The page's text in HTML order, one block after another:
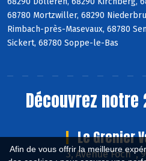
Afin de vous offrir la meilleure
68780 Mortzwiller, 68290
Rimbach-près-Masevaux, 68780
Sickert, 68780 Soppe-le-Bas
Découvrez notre
Le Grenier
3, Avenue Foch ,